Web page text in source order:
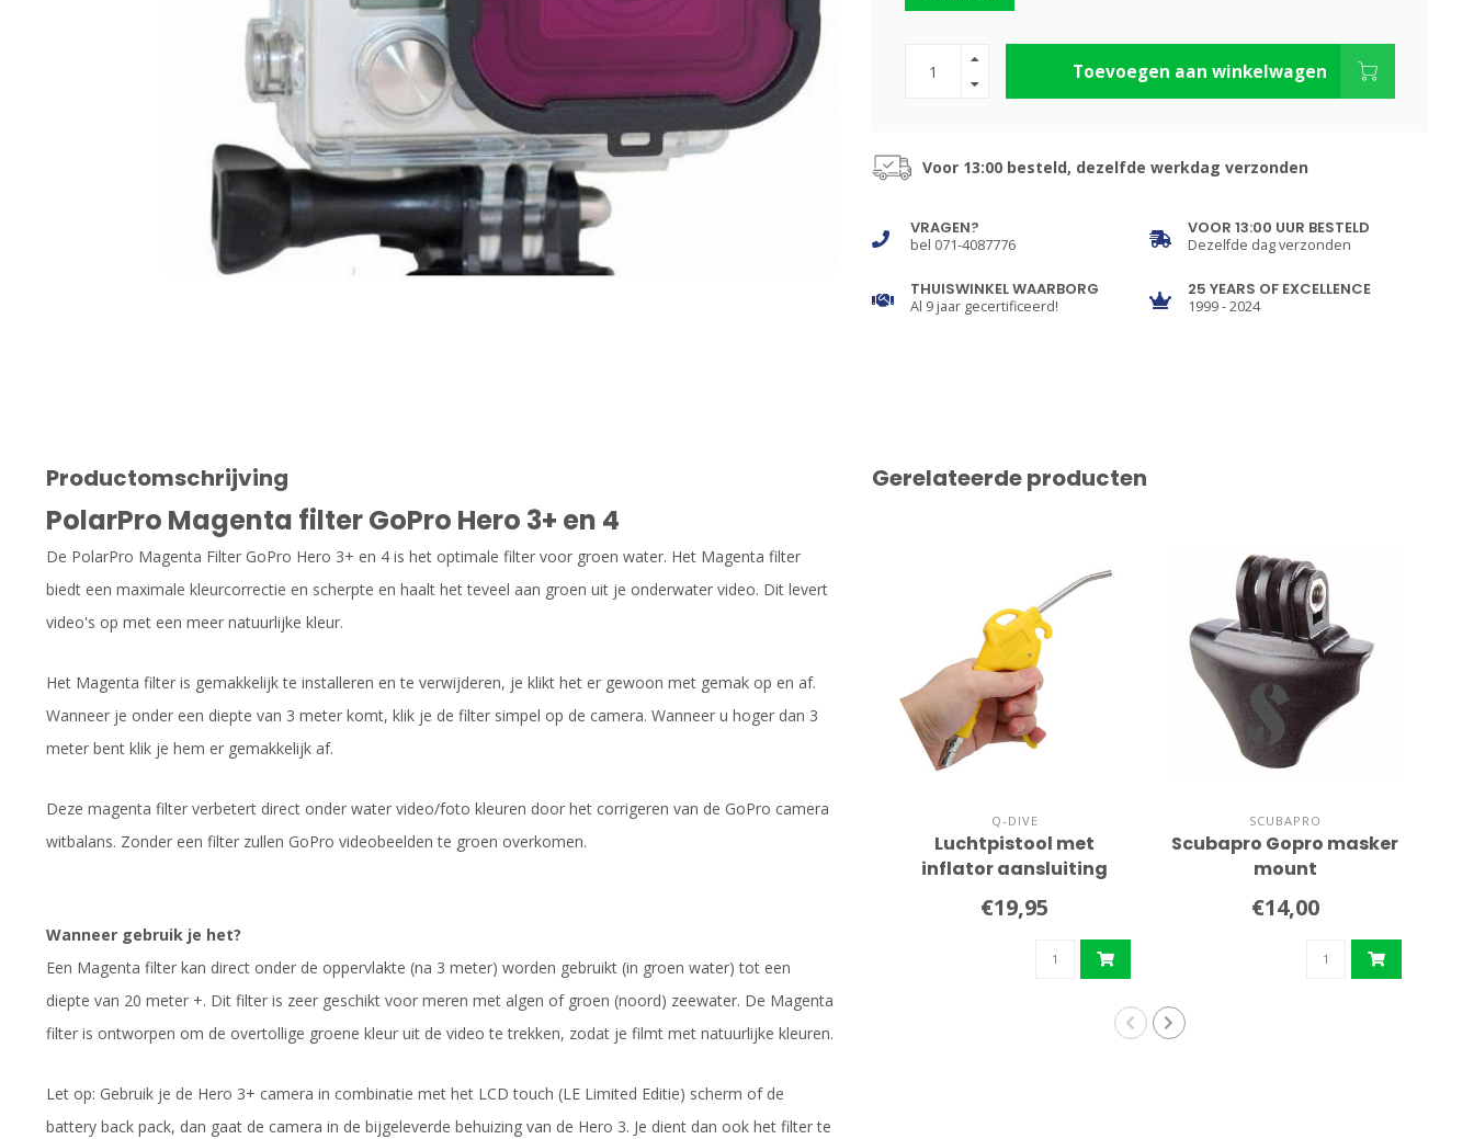
Toevoegen aan winkelwagen
Voor 13:00 besteld, dezelfde werkdag verzonden
VRAGEN?
bel 071-4087776
VOOR 13:00 UUR BESTELD
Dezelfde dag verzonden
THUISWINKEL WAARBORG
Al 9 jaar gecertificeerd!
25 YEARS OF EXCELLENCE
1999 - 2024
Productomschrijving
PolarPro Magenta filter GoPro Hero 3+ en 4
De PolarPro Magenta Filter GoPro Hero 3+ en 4 is het optimale filter voor groen water. Het Magenta filter
biedt een maximale kleurcorrectie en scherpte en haalt het teveel aan groen uit je onderwater video. Dit levert
video's op met een meer natuurlijke kleur.
Het Magenta filter is gemakkelijk te installeren en te verwijderen, je klikt het er gewoon met gemak op en af.
Wanneer je onder een diepte van 3 meter komt, klik je de filter simpel op de camera. Wanneer u hoger dan 3
meter bent klik je hem er gemakkelijk af.
Deze magenta filter verbetert direct onder water video/foto kleuren door het corrigeren van de GoPro camera
witbalans. Zonder een filter zullen GoPro videobeelden te groen overkomen.
Wanneer gebruik je het?
Een Magenta filter kan direct onder de oppervlakte (na 3 meter) worden gebruikt (in groen water) tot een
diepte van 20 meter +. Dit filter is zeer geschikt voor meren met algen of groen (noord) zeewater. De Magenta
filter is ontworpen om de overtollige groene kleur uit de video te trekken, zodat je filmt met natuurlijke kleuren.
Let op: Gebruik je de Hero 3+ camera in combinatie met het LCD touch (LE Limited Editie) scherm of de
battery back pack, dan gaat de camera in de bijgeleverde behuizing van de Hero 3. Je dient dan ook het filter te
Gerelateerde producten
Q-DIVE
Luchtpistool met
inflator aansluiting
€19,95
SCUBAPRO
Scubapro Gopro masker
mount
€14,00